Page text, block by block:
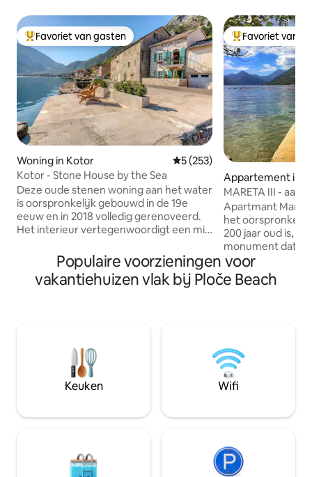
Topfavoriet van gasten
Favoriet van gasten
Woning in Kotor Gemiddelde beoordeling
5 (253)
Kotor - Stone House by the Sea
Deze oude stenen woning aan het water
is oorspronkelijk gebouwd in de 19e
eeuw en in 2018 volledig gerenoveerd.
Het interieur vertegenwoordigt een mix
combinatie met een modern design.
Gelegen in een rustig oud vissersdorp
genaamd Muo, is ons huis de perfecte
minder dan 20 minuten afstand ligt. De
woning heeft twee verdiepingen en elke
verdieping heeft een ongestoord
uitzicht op zee.
Topfavoriet van
Favoriet van
Appartement in
MARETA
Apartmant
het
200 jaar oud is,
monument dat
Oostenrijkse
XIX eeuw. Het
gebouw gemaakt
Apartmant heeft
tv, kabel-tv,
rustieke keuken, magnetron en
Populaire voorzieningen voor
vakantiehuizen vlak bij Ploče Beach
Keuken Wifi